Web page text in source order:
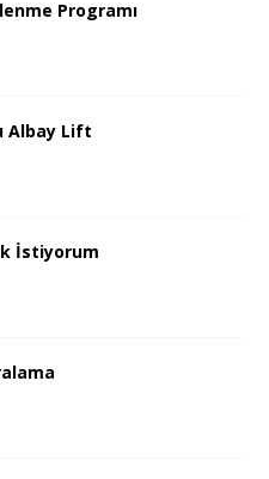
Programı
Albay Lift
İstiyorum